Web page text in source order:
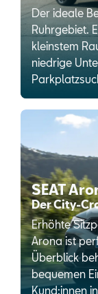
Der ideale
Ruhrgebiet.
kleinstem
niedrige
SEAT
Der City-
Erhöhte
Arona ist
Überblick
bequemen
Kund:innen